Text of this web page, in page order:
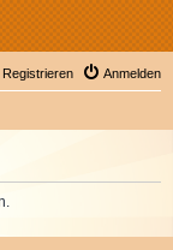
Anmelden
Registrieren